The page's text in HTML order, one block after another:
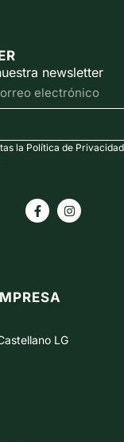
newsletter
la Política de
LG